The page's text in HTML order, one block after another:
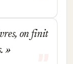
on finit